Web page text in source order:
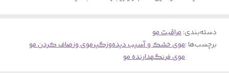
دسته‌بندی:مراقبت مو
برچسب‌ها :موی خشک و آسیب دیدهوزگیرموی وزصاف کردن مو
موی فرنگهدارنده مو